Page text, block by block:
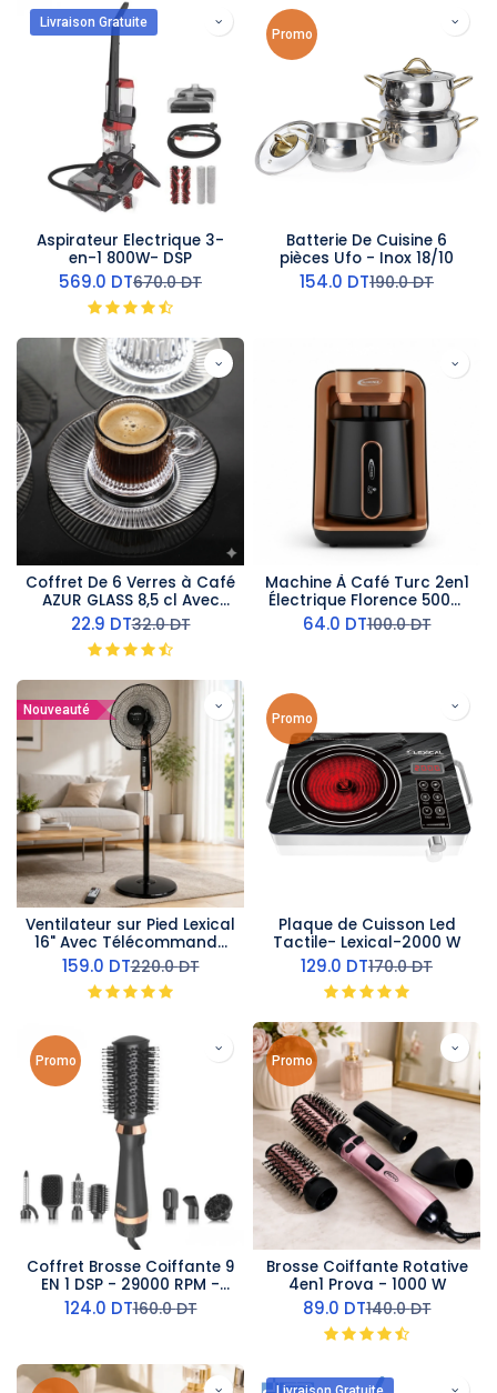
Livraison Gratuite
Aspirateur Electrique 3-
en-1 800W- DSP
569.0 DT670.0DT
Promo
Batterie De Cuisine 6
pièces Ufo - Inox 18/10
154.0 DT190.0DT
Coffret De 6 Verres à Café
AZUR GLASS 8,5 cl Avec
Sous Tasses
22.9 DT32.0DT
Machine À Café Turc 2en1
Électrique Florence 500W
Marron
64.0 DT100.0DT
Nouveauté
Ventilateur sur Pied Lexical
16" Avec Télécommande
60W Rose Gold
159.0 DT220.0DT
Promo
Plaque de Cuisson Led
Tactile- Lexical-2000 W
129.0 DT170.0DT
Promo
Coffret Brosse Coiffante 9
EN 1 DSP - 29000 RPM -
1200 W
124.0 DT160.0DT
Promo
Brosse Coiffante Rotative
4en1 Prova - 1000 W
89.0 DT140.0DT